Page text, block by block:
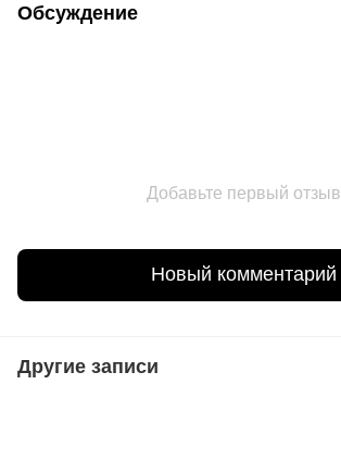
Обсуждение
Добавьте первый отзыв
Новый комментарий
Другие записи